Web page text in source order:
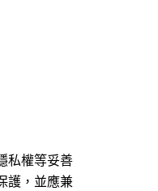
私權等妥善
護，並應兼